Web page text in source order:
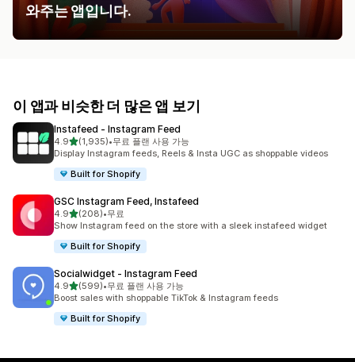
와주는 앱입니다.
이 앱과 비슷한 더 많은 앱 보기
Instafeed ‑ Instagram Feed
4.9별 5개 중
(1,935)
총 리뷰 1935개
•무료 플랜 사용 가능
Display Instagram feeds, Reels & Insta UGC as shoppable videos
Built for Shopify
GSC Instagram Feed, Instafeed
4.9별 5개 중
(208)
총 리뷰 208개
•무료
Show Instagram feed on the store with a sleek instafeed widget
Built for Shopify
Socialwidget ‑ Instagram Feed
4.9별 5개 중
(599)
총 리뷰 599개
•무료 플랜 사용 가능
Boost sales with shoppable TikTok & Instagram feeds
Built for Shopify